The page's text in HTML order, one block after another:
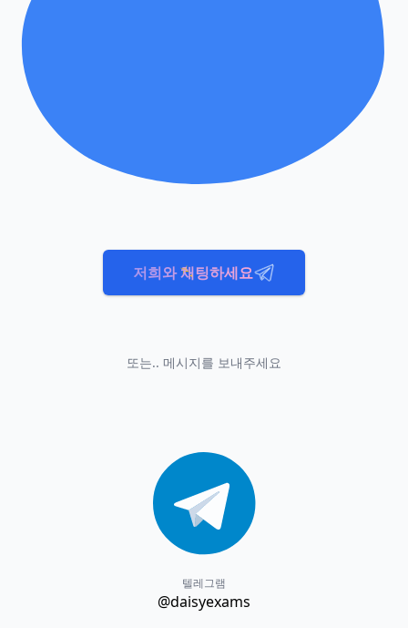
저희와 채팅하세요
또는.. 메시지를 보내주세요
텔레그램
@daisyexams